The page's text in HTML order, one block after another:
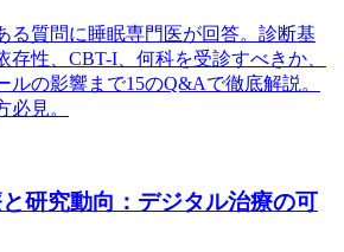
る質問に睡眠専門医が回答。診断基
存性、CBT-I、何科を受診すべきか、
ルの影響まで15のQ&Aで徹底解説。
見。
研究動向：デジタル治療の可